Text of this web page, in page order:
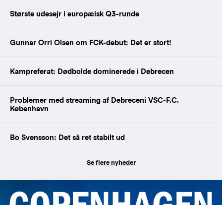
Største udesejr i europæisk Q3-runde
Gunnar Orri Olsen om FCK-debut: Det er stort!
Kampreferat: Dødbolde dominerede i Debrecen
Problemer med streaming af Debreceni VSC-F.C.
København
Bo Svensson: Det så ret stabilt ud
Se flere nyheder